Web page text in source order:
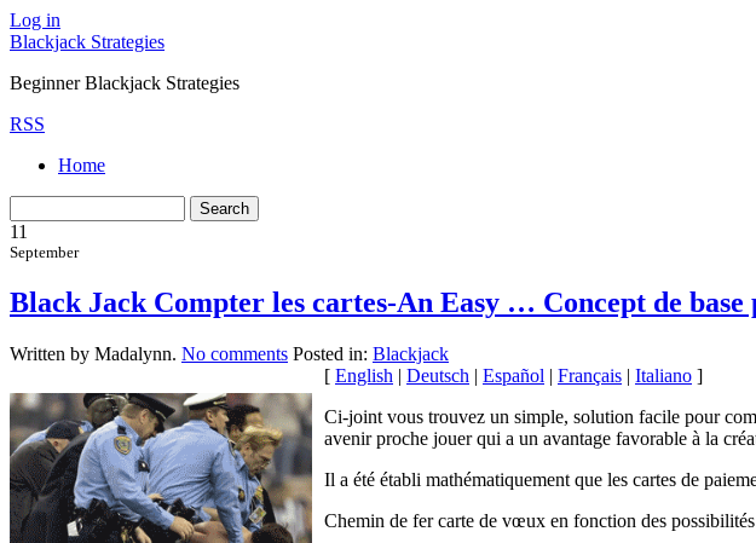
Log in
Blackjack Strategies
Beginner Blackjack Strategies
RSS
Home
11
September
Black Jack Compter les cartes-An Easy … Concept de base
Written by Madalynn. No comments Posted in: Blackjack
[ English | Deutsch | Español | Français | Italiano ]
Ci-joint vous trouvez un simple, solution facile pour
avenir proche jouer qui a un avantage favorable à la
Il a été établi mathématiquement que les cartes de
Chemin de fer carte de vœux en fonction des